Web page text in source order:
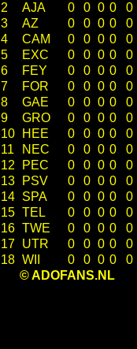
2
AJA 0 0 0 0
0
3
AZ 0 0 0 0
0
4
CAM 0 0 0 0
0
5
EXC 0 0 0 0
0
6
FEY 0 0 0 0
0
7
FOR 0 0 0 0
0
8
GAE 0 0 0 0
0
9
GRO 0 0 0 0
0
10
HEE 0 0 0 0
0
11
NEC 0 0 0 0
0
12
PEC 0 0 0 0
0
13
PSV 0 0 0 0
0
14 SPA 0 0 0 0
0
15 TEL 0 0 0 0
0
16 TWE 0 0 0 0
0
17 UTR 0 0 0 0
0
18 WII 0 0 0 0
0
© ADOFANS.NL